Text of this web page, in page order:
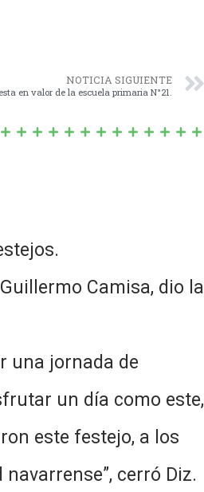
NOTICIA SIGUIENTE
en valor de la escuela primaria N°21.
Camisa, dio la
una jornada de
un día como este,
este festejo, a los
cerró Diz.